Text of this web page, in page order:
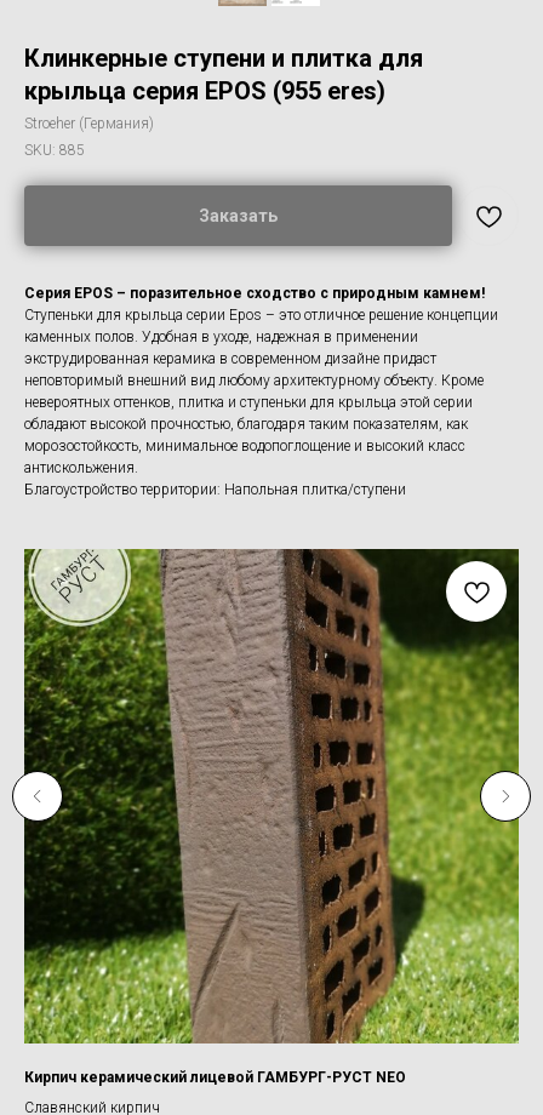
Клинкерные ступени и плитка для
крыльца серия EPOS (955 eres)
Stroeher (Германия)
SKU: 885
Заказать
Серия EPOS – поразительное сходство с природным камнем!
Ступеньки для крыльца серии Epos – это отличное решение концепции
каменных полов. Удобная в уходе, надежная в применении
экструдированная керамика в современном дизайне придаст
неповторимый внешний вид любому архитектурному объекту. Кроме
невероятных оттенков, плитка и ступеньки для крыльца этой серии
обладают высокой прочностью, благодаря таким показателям, как
морозостойкость, минимальное водопоглощение и высокий класс
антискольжения.
Благоустройство территории: Напольная плитка/ступени
Кирпич керамический лицевой ГАМБУРГ-РУСТ NEO
Славянский кирпич